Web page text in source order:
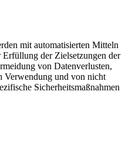
mit automatisierten Mitteln
der Zielsetzungen der
von Datenverlusten,
Verwendung und von nicht
Sicherheitsmaßnahmen